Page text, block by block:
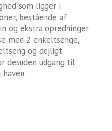
som ligger i
bestående af
og ekstra opredninger
med 2 enkeltsenge,
og dejligt
desuden udgang til